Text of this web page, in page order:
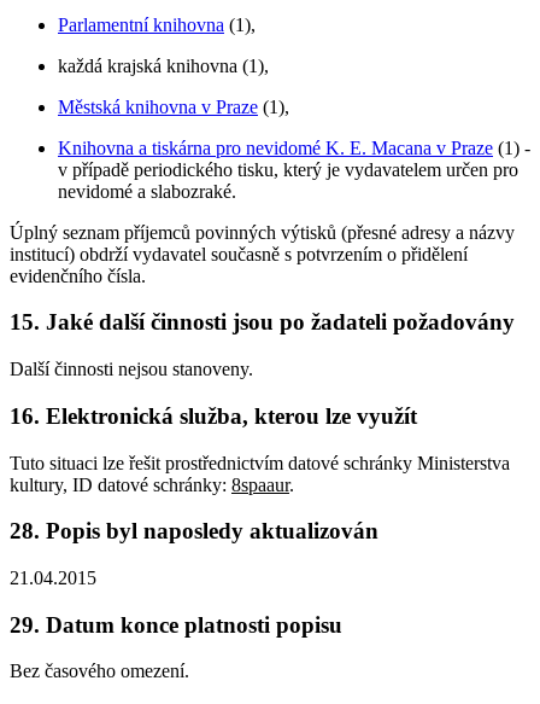
Parlamentní knihovna (1),
každá krajská knihovna (1),
Městská knihovna v Praze (1),
Knihovna a tiskárna pro nevidomé K. E. Macana v Praze (1) -
v případě periodického tisku, který je vydavatelem určen pro
nevidomé a slabozraké.
Úplný seznam příjemců povinných výtisků (přesné adresy a názvy
institucí) obdrží vydavatel současně s potvrzením o přidělení
evidenčního čísla.
15. Jaké další činnosti jsou po žadateli požadovány
Další činnosti nejsou stanoveny.
16. Elektronická služba, kterou lze využít
Tuto situaci lze řešit prostřednictvím datové schránky Ministerstva
kultury, ID datové schránky: 8spaaur.
28. Popis byl naposledy aktualizován
21.04.2015
29. Datum konce platnosti popisu
Bez časového omezení.